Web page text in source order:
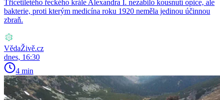
Třicetiletého řeckého krále Alexandra I. nezabilo kousnutí opice, ale
bakterie, proti kterým medicína roku 1920 neměla jedinou účinnou
zbraň.
VědaŽivě.cz
dnes, 16:30
4 min